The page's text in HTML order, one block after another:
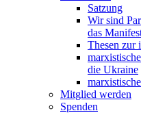
Satzung
Wir sind
das
Thesen zur
die Ukraine
Mitglied werden
Spenden